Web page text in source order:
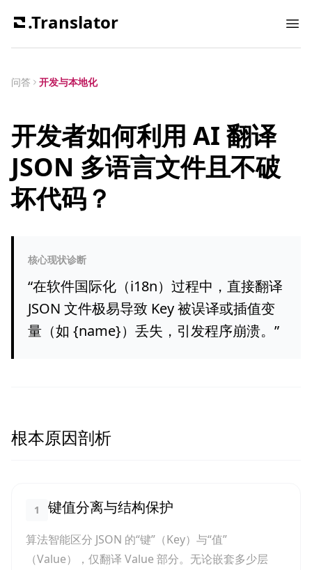
.Translator
问答 开发与本地化
开发者如何利用 AI 翻译
JSON 多语言文件且不破
坏代码？
核心现状诊断
“在软件国际化（i18n）过程中，直接翻译
JSON 文件极易导致 Key 被误译或插值变
量（如 {name}）丢失，引发程序崩溃。 ”
根本原因剖析
1 键值分离与结构保护
算法智能区分 JSON 的“键”（Key）与“值”
（Value），仅翻译 Value 部分。无论嵌套多少层